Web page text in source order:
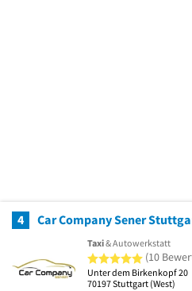
4 Car Company Sener
Taxi& Autowerkstatt
5 von 5
(10
Unter dem Birkenkopf 20
70197Stuttgart (West)